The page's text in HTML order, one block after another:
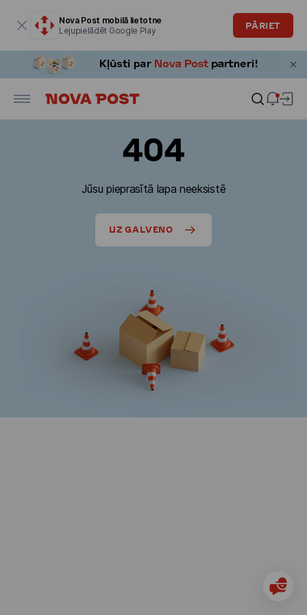
Nova Post mobilā lietotne
Lejupielādēt Google Play
PĀRIET
404
Jūsu pieprasītā lapa neeksistē
UZ GALVENO